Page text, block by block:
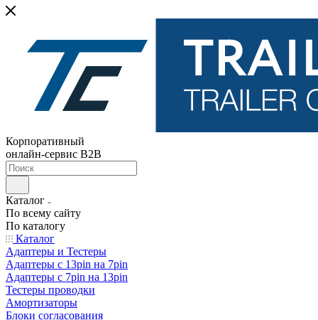
Корпоративный
онлайн-сервис B2B
Каталог
По всему сайту
По каталогу
Каталог
Адаптеры и Тестеры
Адаптеры с 13pin на 7pin
Адаптеры с 7pin на 13pin
Тестеры проводки
Амортизаторы
Блоки согласования